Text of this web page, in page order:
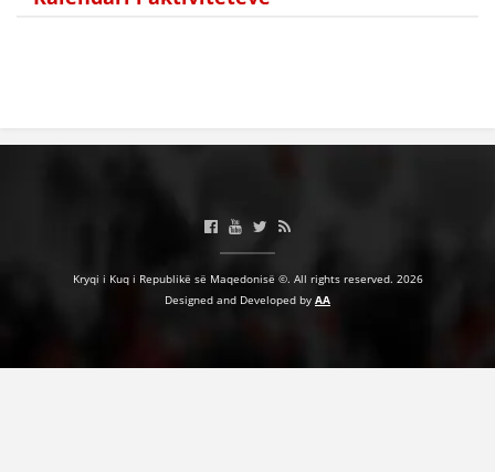
Kryqi i Kuq i Republikë së Maqedonisë ©. All rights reserved. 2026
Designed and Developed by AA